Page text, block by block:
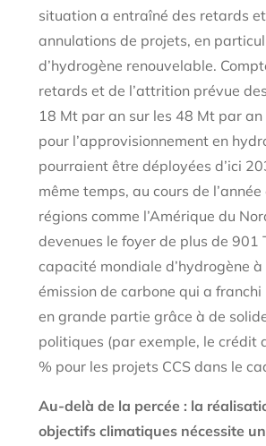
situation a entraîné des retards
annulations de projets, en
d’hydrogène renouvelable.
retards et de l’attrition prévue
18 Mt par an sur les 48 Mt par an
pour l’approvisionnement en
pourraient être déployées d’ici
même temps, au cours de l’année
régions comme l’Amérique du
devenues le foyer de plus de 901
capacité mondiale d’hydrogène
émission de carbone qui a franchi
en grande partie grâce à de
politiques (par exemple, le crédit
% pour les projets CCS dans le
Au-delà de la percée : la
objectifs climatiques nécessite